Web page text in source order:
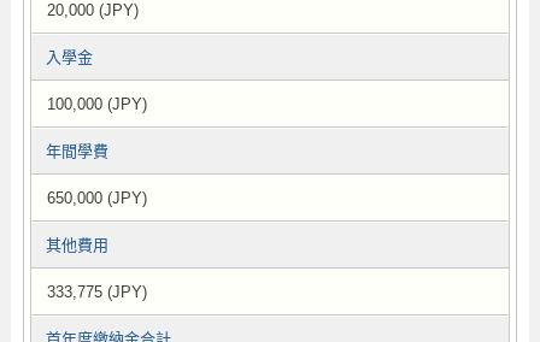
20,000 (JPY)
入學金
100,000 (JPY)
年間學費
650,000 (JPY)
其他費用
333,775 (JPY)